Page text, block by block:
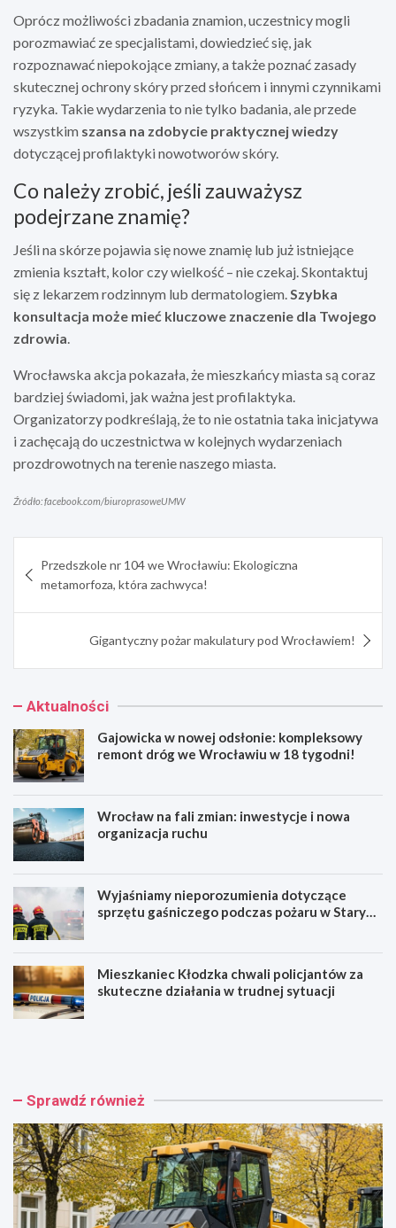
Oprócz możliwości zbadania znamion, uczestnicy mogli
porozmawiać ze specjalistami, dowiedzieć się, jak
rozpoznawać niepokojące zmiany, a także poznać zasady
skutecznej ochrony skóry przed słońcem i innymi czynnikami
ryzyka. Takie wydarzenia to nie tylko badania, ale przede
wszystkim szansa na zdobycie praktycznej wiedzy
dotyczącej profilaktyki nowotworów skóry.
Co należy zrobić, jeśli zauważysz
podejrzane znamię?
Jeśli na skórze pojawia się nowe znamię lub już istniejące
zmienia kształt, kolor czy wielkość – nie czekaj. Skontaktuj
się z lekarzem rodzinnym lub dermatologiem.Szybka
konsultacja może mieć kluczowe znaczenie dla Twojego
zdrowia.
Wrocławska akcja pokazała, że mieszkańcy miasta są coraz
bardziej świadomi, jak ważna jest profilaktyka.
Organizatorzy podkreślają, że to nie ostatnia taka inicjatywa
i zachęcają do uczestnictwa w kolejnych wydarzeniach
prozdrowotnych na terenie naszego miasta.
Źródło: facebook.com/biuroprasoweUMW
wpisu
Przedszkole nr 104 we Wrocławiu: Ekologiczna
metamorfoza, która zachwyca!
Gigantyczny pożar makulatury pod Wrocławiem!
Aktualności
Gajowicka w nowej odsłonie: kompleksowy
remont dróg we Wrocławiu w 18 tygodni!
Wrocław na fali zmian: inwestycje i nowa
organizacja ruchu
Wyjaśniamy nieporozumienia dotyczące
sprzętu gaśniczego podczas pożaru w Starym
Mieszkaniec Kłodzka chwali policjantów za
skuteczne działania w trudnej sytuacji
G
i
k
a
w
n
W
a
n
a
f
a
Sprawdź również